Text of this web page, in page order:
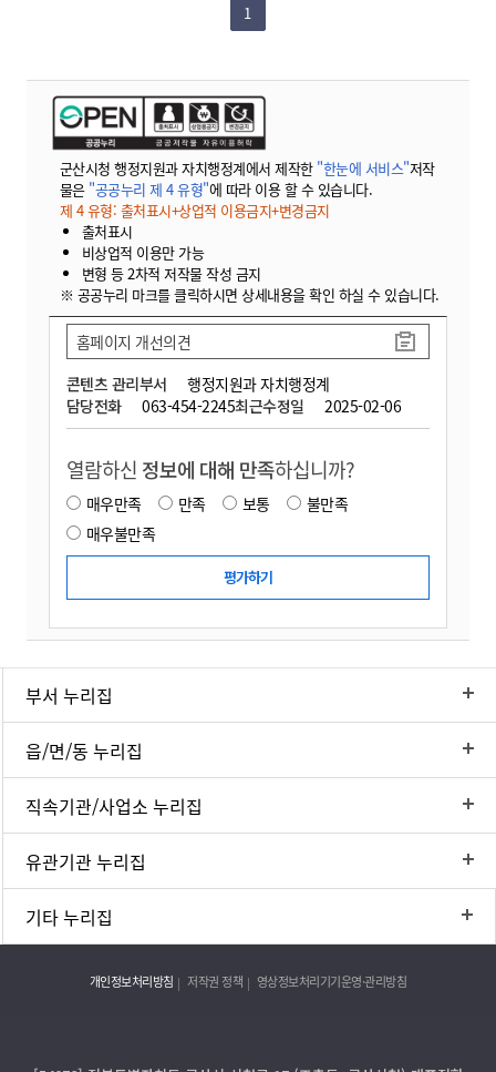
1
군산시청 행정지원과 자치행정계에서 제작한 "한눈에 서비스"저작
물은 "공공누리 제 4 유형"에 따라 이용 할 수 있습니다.
제 4 유형: 출처표시+상업적 이용금지+변경금지
출처표시
비상업적 이용만 가능
변형 등 2차적 저작물 작성 금지
※ 공공누리 마크를 클릭하시면 상세내용을 확인 하실 수 있습니다.
콘텐츠 관리부서
행정지원과 자치행정계
담당전화
063-454-2245최근수정일 2025-02-06
홈페이지 개선의견
열람하신 정보에 대해 만족하십니까?
매우만족 만족 보통
불만족
매우불만족
부서 누리집
읍/면/동 누리집
직속기관/사업소 누리집
유관기관 누리집
기타 누리집
개인정보처리방침 저작권 정책 영상정보처리기기운영·관리방침